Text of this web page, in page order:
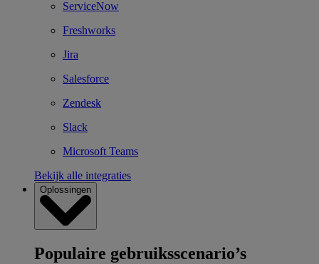
ServiceNow
Freshworks
Jira
Salesforce
Zendesk
Slack
Microsoft Teams
Bekijk alle integraties
Oplossingen
Populaire gebruiksscenario’s